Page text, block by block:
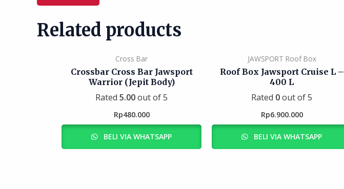
Related products
Cross Bar
Crossbar Cross Bar Jawsport
Warrior (Jepit Body)
Rated 5.00out of 5
Rp480.000
BELI VIA WHATSAPP
JAWSPORT Roof Box
Roof Box Jawsport Cruise L –
400 L
Rated 0out of 5
Rp6.900.000
BELI VIA WHATSAPP